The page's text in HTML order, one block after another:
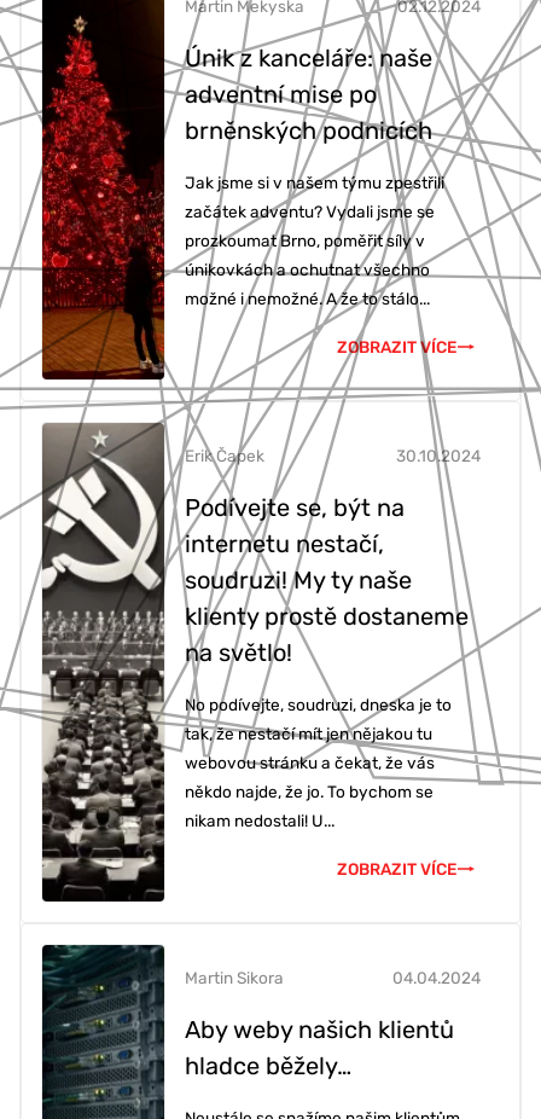
Únik z kanceláře: naše
adventní mise po
brněnských podnicích
02.12.2024
Martin Mekyska
Jak jsme si v našem týmu zpestřili
začátek adventu? Vydali jsme se
prozkoumat Brno, poměřit síly v
únikovkách a ochutnat všechno
možné i nemožné. A že to stálo...
ZOBRAZIT VÍCE
Podívejte se, být na
internetu nestačí,
soudruzi! My ty naše
klienty prostě dostaneme
na světlo!
30.10.2024
Erik Čapek
No podívejte, soudruzi, dneska je to
tak, že nestačí mít jen nějakou tu
webovou stránku a čekat, že vás
někdo najde, že jo. To bychom se
nikam nedostali! U...
ZOBRAZIT VÍCE
Aby weby našich klientů
hladce běžely…
04.04.2024
Martin Sikora